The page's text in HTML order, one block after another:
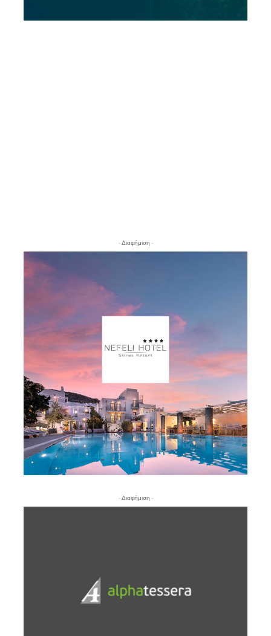
- Διαφήμιση -
- Διαφήμιση -